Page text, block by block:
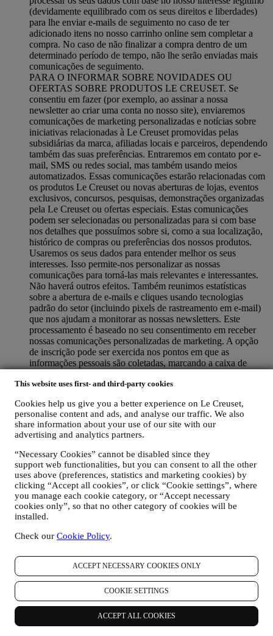
This website uses first- and third-party cookies
Cookies help us give you a better experience on Le Creuset,
personalise content and ads, and analyse our traffic. We also
share information about your use of our site with our
advertising and analytics partners.
“Necessary Cookies” cannot be disabled since they
support web functionalities, but you can consent to all the other
uses above (preferences, statistics and marketing cookies) by
clicking “Accept all cookies”, or click “Cookie settings”, where
you manage each cookie category, or “Accept necessary
cookies only”, so that no other category of cookies will be
installed.
Check our Cookie Policy.
ACCEPT NECESSARY COOKIES ONLY
COOKIE SETTINGS
ACCEPT ALL COOKIES
(devidamente equilibrado com os seus direitos e liberdades)
para lhe enviar e-mails de seguimento no caso de ter
adicionado itens no nosso carrinho online sem completar a
compra. No caso de não finalizar a compra dentro de um
determinado período de tempo, não lhe serão enviadas mais
comunicações de seguimento.
PARA O INFORMAR SOBRE NOVIDADES OU
OFERTAS SOBRE PRODUTOS LE CREUSET. Se
consentiu em fazer (por exemplo, ao assinar a nossa
newsletter ao criar uma conta no nosso site), enviaremos
comunicações de marketing personalizadas e notícias sobre
iniciativas relacionadas à Le Creuset promovidas pelas
subsidiárias da marca, afiliadas locais e parceiros, dependendo
também das suas preferências. Entraremos em contato por e-
mail, SMS ou redes social, mas também usando meios
automatizados. Essas comunicações estarão relacionadas com
os produtos Le Creuset ou novas aberturas de lojas, eventos
exclusivos, concursos, pesquisas, demonstrações organizadas
pela Le Creuset ou ofertas especiais. Estas comunicações
podem ser selecionadas ou personalizadas para si com base
nos detalhes que possuímos sobre si, como a sua localização,
histórico de compras ou preferências dos nossos produtos.
Usaremos os seus dados para entender melhor os seus
interesses. Isso permite-nos personalizar as nossas
comunicações para torná-las mais relevantes e interessantes.
Não haverá outros efeitos. Também reunimos estatísticas
sobre a abertura de e-mails e cliques usando tecnologias
padrão do setor (incluindo pixels de rastreamento em e-mail)
que nos ajudam a monitorar as nossas newsletters. Este
processamento é baseado no seu consentimento em receber
nossas comunicações personalizadas de marketing. A opção
de inscrição pode ser exercida nos pontos em que as
informações pessoais são coletadas, marcando a caixa de
atualizações a qualquer momento, gratuitamente, clicando no
newsletter. Se preferir, pode fazê-lo entrando em contato
connosco através deprivacy@lecreuset.com.
RE-TARGETING / AJUSTAR AS NOSSAS OFERTAS E
MELHORAR A EXPERIÊNCIA AO CLIENTE.
Gostaríamos de usar os seus dados para personalizar nossos
serviços e ofertas de acordo com suas necessidades e
preferências para fornecer uma experiência personalizada ao
cliente Le Creuset. Faremos isso analisando os seus hábitos
ou interesses, por exemplo, em relação aos produtos mais
visualizados, sua interação connosco nas redes sociais, quais
páginas do nosso site que visita, qual o conteúdo das nossas
cookies e tecnologias similares (incluindo pixels de
dados e preferências recolhidas assim que subscrever as
nossas comunicações de marketing personalizadas. Usaremos
essas informações para gerir nossa publicidade em outros
sites, conceder acesso a conteúdo específico, adaptar o
conteúdo ou as ofertas que vê no site ou, se concordar em
assinar as nossas comunicações de marketing, enviar
comunicação / mensagem relevantes que achamos que pode